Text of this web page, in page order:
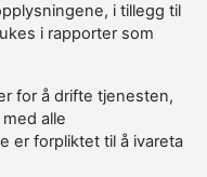
i tillegg til
i rapporter som
for å drifte tjenesten,
alle
er forpliktet til å ivareta